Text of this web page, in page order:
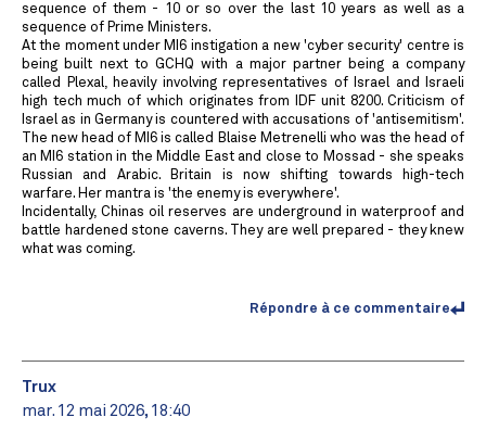
sequence of them - 10 or so over the last 10 years as well as a
sequence of Prime Ministers.
At the moment under MI6 instigation a new 'cyber security' centre is
being built next to GCHQ with a major partner being a company
called Plexal, heavily involving representatives of Israel and Israeli
high tech much of which originates from IDF unit 8200. Criticism of
Israel as in Germany is countered with accusations of 'antisemitism'.
The new head of MI6 is called Blaise Metrenelli who was the head of
an MI6 station in the Middle East and close to Mossad - she speaks
Russian and Arabic. Britain is now shifting towards high-tech
warfare. Her mantra is 'the enemy is everywhere'.
Incidentally, Chinas oil reserves are underground in waterproof and
battle hardened stone caverns. They are well prepared - they knew
what was coming.
Répondre à ce commentaire
Trux
mar. 12 mai 2026, 18:40